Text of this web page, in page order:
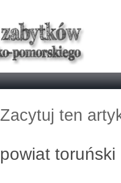
Zacytuj ten
powiat toruński